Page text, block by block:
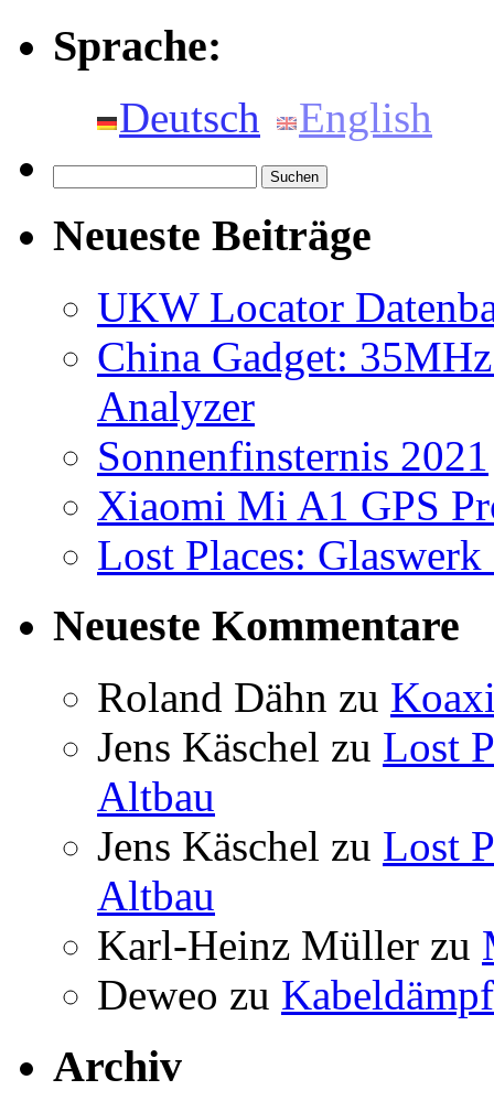
Sprache:
Deutsch English
nach:
Neueste Beiträge
UKW Locator
China Gadget:
Analyzer
Sonnenfinsternis 2021
Xiaomi Mi A1 GPS
Lost Places:
Neueste Kommentare
Roland Dähn zu
Jens Käschel zu Lost
Altbau
Jens Käschel zu Lost
Altbau
Karl-Heinz Müller zu
Deweo zu
Archiv